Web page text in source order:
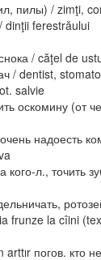
пилы) / zimţi,
ferestrăului
/ căţel de
/ dentist,
salvie
оскомину (от
надоесть
л., точить
frunze la cîini
погов. кто